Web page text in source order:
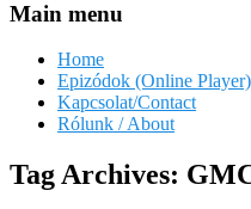
Main menu
Home
Epizódok (Online Player)
Kapcsolat/Contact
Rólunk / About
Tag Archives: